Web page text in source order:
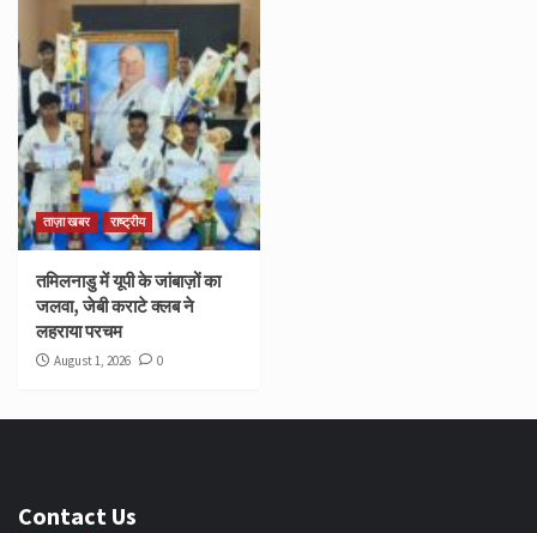
ताज़ा खबर राष्ट्रीय
तमिलनाडु में यूपी के जांबाज़ों का
जलवा, जेबी कराटे क्लब ने
लहराया परचम
August 1, 2026 0
Contact Us